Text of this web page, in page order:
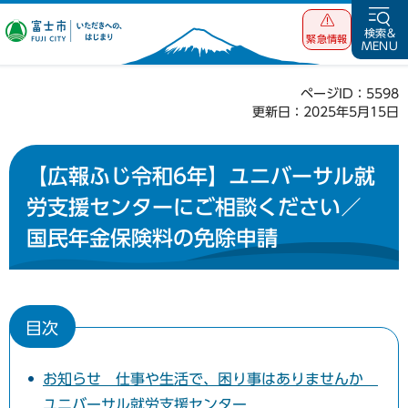
富士市 いただ
緊急情報
検索&
MENU
ページID：5598
更新日：2025年5月15日
【広報ふじ令和6年】ユニバーサル就
労支援センターにご相談ください／
国民年金保険料の免除申請
目次
お知らせ 仕事や生活で、困り事はありませんか
ユニバーサル就労支援センター